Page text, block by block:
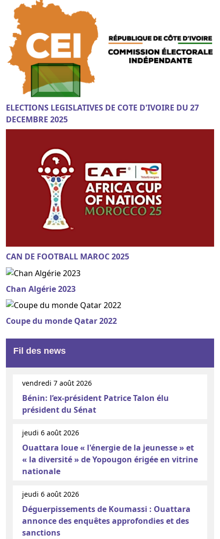
ELECTIONS LEGISLATIVES DE COTE D'IVOIRE DU 27
DECEMBRE 2025
CAN DE FOOTBALL MAROC 2025
Chan Algérie 2023
Coupe du monde Qatar 2022
Fil des news
vendredi 7 août 2026
Bénin: l’ex-président Patrice Talon élu
président du Sénat
jeudi 6 août 2026
Ouattara loue « l'énergie de la jeunesse » et
« la diversité » de Yopougon érigée en vitrine
nationale
jeudi 6 août 2026
Déguerpissements de Koumassi : Ouattara
annonce des enquêtes approfondies et des
sanctions